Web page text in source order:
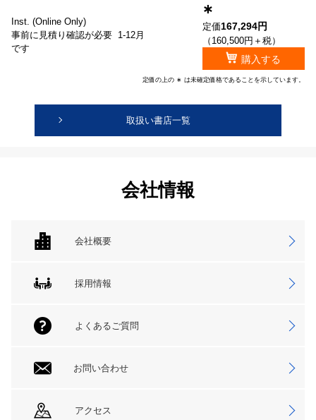
Inst. (Online Only)
事前に見積り確認が必要
です
1-12月
∗
定価167,294円
（160,500円＋税）
購入する
定価の上の ∗ は未確定価格であることを示しています。
取扱い書店一覧
会社情報
会社概要
採用情報
よくあるご質問
お問い合わせ
アクセス